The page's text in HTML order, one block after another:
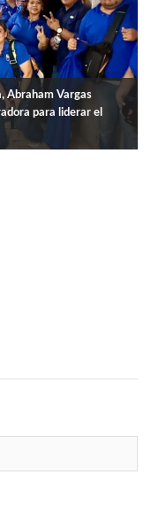
Abraham Vargas
para liderar el